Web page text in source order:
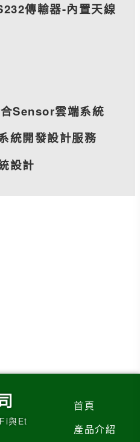
傳輸器-內置天線
Sensor雲端系統
統開發設計服務
設計
與Et
首頁
產品介紹